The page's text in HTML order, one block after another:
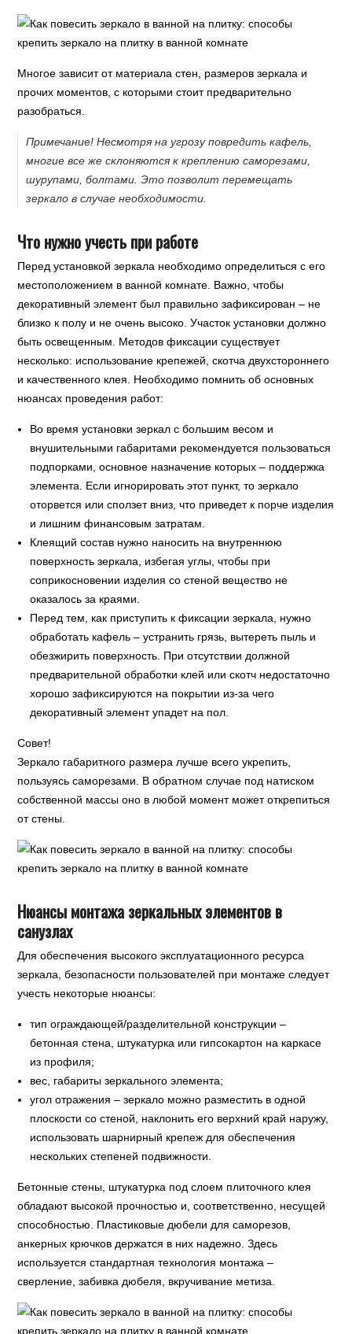
Многое зависит от материала стен, размеров зеркала и
прочих моментов, с которыми стоит предварительно
разобраться.
Примечание! Несмотря на угрозу повредить кафель,
многие все же склоняются к креплению саморезами,
шурупами, болтами. Это позволит перемещать
зеркало в случае необходимости.
Что нужно учесть при работе
Перед установкой зеркала необходимо определиться с его
местоположением в ванной комнате. Важно, чтобы
декоративный элемент был правильно зафиксирован – не
близко к полу и не очень высоко. Участок установки должно
быть освещенным. Методов фиксации существует
несколько: использование крепежей, скотча двухстороннего
и качественного клея. Необходимо помнить об основных
нюансах проведения работ:
Во время установки зеркал с большим весом и
внушительными габаритами рекомендуется пользоваться
подпорками, основное назначение которых – поддержка
элемента. Если игнорировать этот пункт, то зеркало
оторвется или сползет вниз, что приведет к порче изделия
и лишним финансовым затратам.
Клеящий состав нужно наносить на внутреннюю
поверхность зеркала, избегая углы, чтобы при
соприкосновении изделия со стеной вещество не
оказалось за краями.
Перед тем, как приступить к фиксации зеркала, нужно
обработать кафель – устранить грязь, вытереть пыль и
обезжирить поверхность. При отсутствии должной
предварительной обработки клей или скотч недостаточно
хорошо зафиксируются на покрытии из-за чего
декоративный элемент упадет на пол.
Совет!
Зеркало габаритного размера лучше всего укрепить,
пользуясь саморезами. В обратном случае под натиском
собственной массы оно в любой момент может открепиться
от стены.
Нюансы монтажа зеркальных элементов в
санузлах
Для обеспечения высокого эксплуатационного ресурса
зеркала, безопасности пользователей при монтаже следует
учесть некоторые нюансы:
тип ограждающей/разделительной конструкции –
бетонная стена, штукатурка или гипсокартон на каркасе
из профиля;
вес, габариты зеркального элемента;
угол отражения – зеркало можно разместить в одной
плоскости со стеной, наклонить его верхний край наружу,
использовать шарнирный крепеж для обеспечения
нескольких степеней подвижности.
Бетонные стены, штукатурка под слоем плиточного клея
обладают высокой прочностью и, соответственно, несущей
способностью. Пластиковые дюбели для саморезов,
анкерных крючков держатся в них надежно. Здесь
используется стандартная технология монтажа –
сверление, забивка дюбеля, вкручивание метиза.